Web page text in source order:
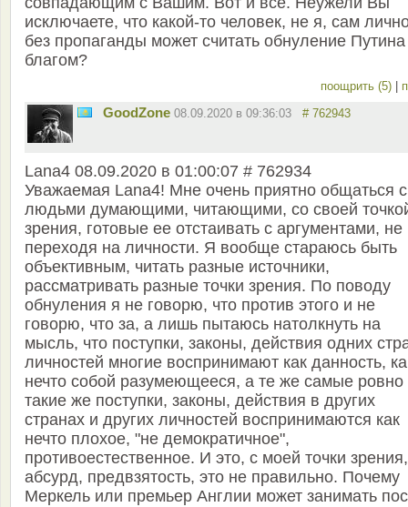
исключаете, что какой-то человек, не я, сам
без пропаганды может считать обнуление Путина
благом?
поощрить (5)
GoodZone 08.09.2020 в 09:36:03 # 762943
Lana4 08.09.2020 в 01:00:07 # 762934
Уважаемая Lana4! Мне очень приятно общаться с
людьми думающими, читающими, со своей
зрения, готовые ее отстаивать с аргументами, не
переходя на личности. Я вообще стараюсь быть
объективным, читать разные источники,
рассматривать разные точки зрения. По поводу
обнуления я не говорю, что против этого и не
говорю, что за, а лишь пытаюсь натолкнуть на
мысль, что поступки, законы, действия одних
личностей многие воспринимают как данность,
нечто собой разумеющееся, а те же самые ровно
такие же поступки, законы, действия в других
странах и других личностей воспринимаются как
нечто плохое, "не демократичное",
противоестественное. И это, с моей точки зрения,
абсурд, предвзятость, это не правильно. Почему
Меркель или премьер Англии может занимать